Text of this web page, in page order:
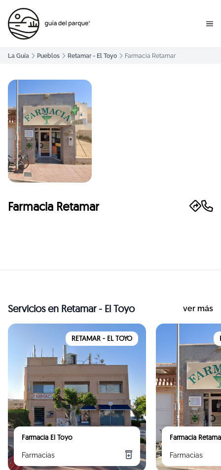
La Guía Pueblos Retamar - El Toyo Farmacia Retamar
Farmacia Retamar
Serviciosen Retamar - El Toyo ver más
RETAMAR - EL TOYO
Farmacia El Toyo
Farmacias
Farmacia
Farmacias